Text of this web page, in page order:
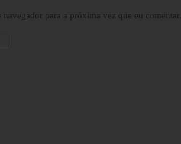
para a próxima vez que eu comentar.